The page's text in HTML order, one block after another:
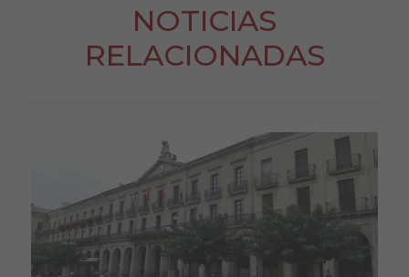
NOTICIAS
RELACIONADAS